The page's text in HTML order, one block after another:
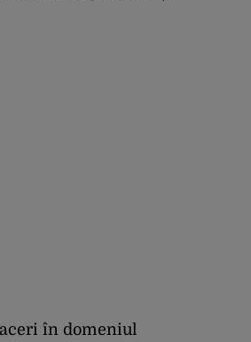
în domeniul